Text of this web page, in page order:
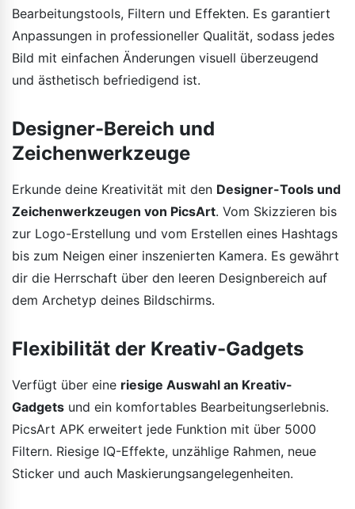
Bearbeitungstools, Filtern und Effekten. Es garantiert
Anpassungen in professioneller Qualität, sodass jedes
Bild mit einfachen Änderungen visuell überzeugend
und ästhetisch befriedigend ist.
Designer-Bereich und
Zeichenwerkzeuge
Erkunde deine Kreativität mit den Designer-Tools und
Zeichenwerkzeugen von PicsArt. Vom Skizzieren bis
zur Logo-Erstellung und vom Erstellen eines Hashtags
bis zum Neigen einer inszenierten Kamera. Es gewährt
dir die Herrschaft über den leeren Designbereich auf
dem Archetyp deines Bildschirms.
Flexibilität der Kreativ-Gadgets
Verfügt über eine riesige Auswahl an Kreativ-
Gadgets und ein komfortables Bearbeitungserlebnis.
PicsArt APK erweitert jede Funktion mit über 5000
Filtern. Riesige IQ-Effekte, unzählige Rahmen, neue
Sticker und auch Maskierungsangelegenheiten.